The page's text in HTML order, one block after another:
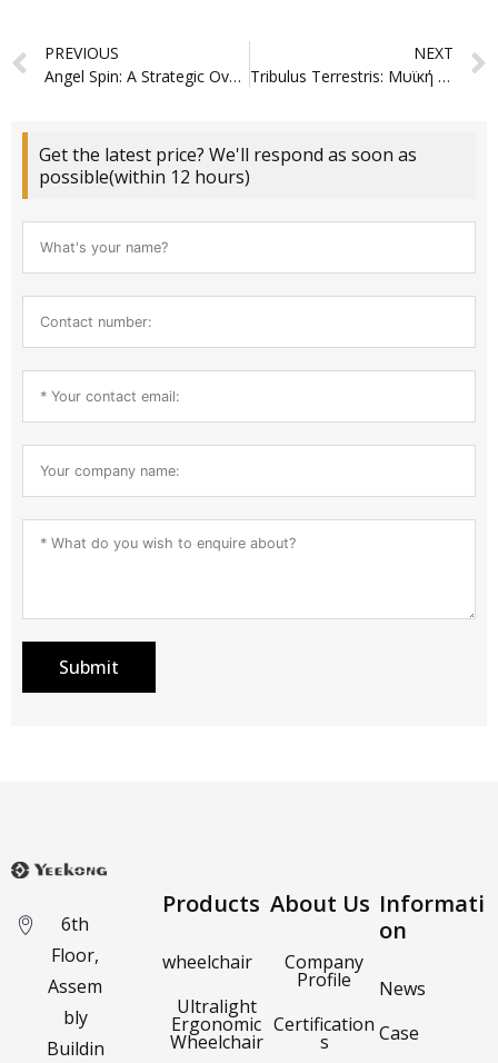
Prev
PREVIOUS
Angel Spin: A Strategic Overview
NEXT
Tribulus Terrestris: Μυϊκή Ενδυνάμωση και Ωφέλειες
Get the latest price? We'll respond as soon as
possible(within 12 hours)
Submit
6th
Floor,
Assem
bly
Buildin
Products
wheelchair
Ultralight
Ergonomic
Wheelchair
About Us
Company
Profile
Certification
s
Informati
on
News
Case